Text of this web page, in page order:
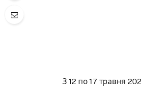
З 12 по 17 травня